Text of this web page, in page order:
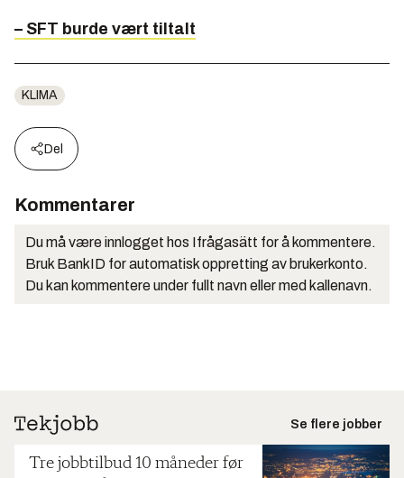
– SFT burde vært tiltalt
KLIMA
Del
Kommentarer
Du må være innlogget hos Ifrågasätt for å kommentere.
Bruk BankID for automatisk oppretting av brukerkonto.
Du kan kommentere under fullt navn eller med kallenavn.
Se flere jobber
Tre jobbtilbud 10 måneder før